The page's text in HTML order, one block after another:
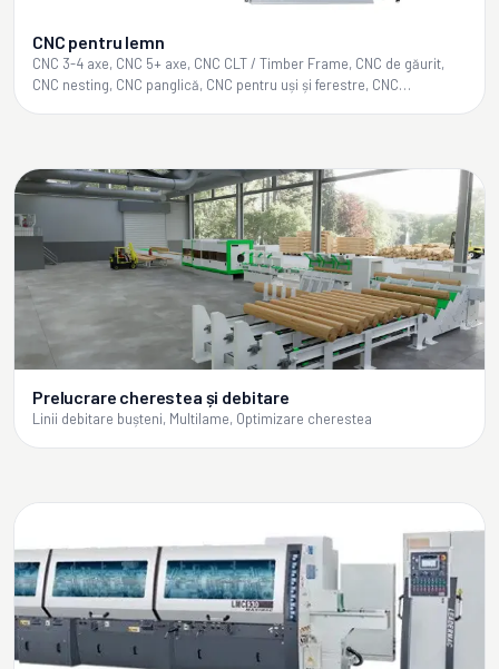
CNC pentru lemn
CNC 3-4 axe, CNC 5+ axe, CNC CLT / Timber Frame, CNC de găurit,
CNC nesting, CNC panglică, CNC pentru uși și ferestre, CNC
Prelucrare cherestea și debitare
Linii debitare bușteni, Multilame, Optimizare cherestea